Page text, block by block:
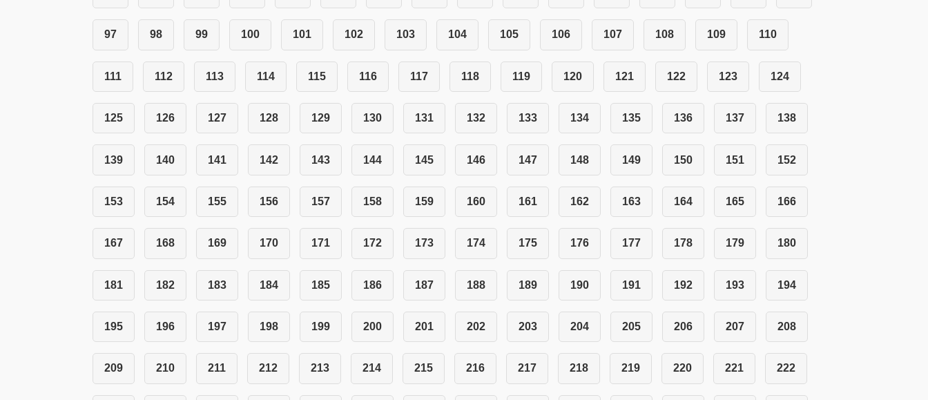
97 98 99 100 101 102 103 104 105 106 107 108 109 110
111 112 113 114 115 116 117 118 119 120 121 122 123 124
125 126 127 128 129 130 131 132 133 134 135 136 137 138
139 140 141 142 143 144 145 146 147 148 149 150 151 152
153 154 155 156 157 158 159 160 161 162 163 164 165 166
167 168 169 170 171 172 173 174 175 176 177 178 179 180
181 182 183 184 185 186 187 188 189 190 191 192 193 194
195 196 197 198 199 200 201 202 203 204 205 206 207 208
209 210 211 212 213 214 215 216 217 218 219 220 221 222